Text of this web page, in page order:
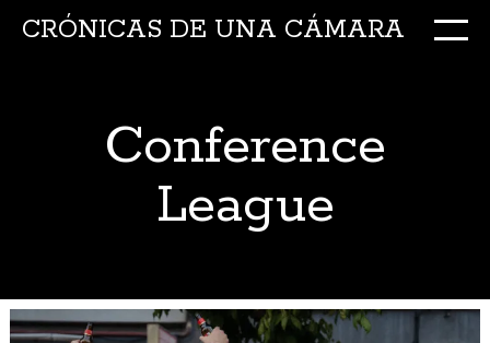
CRÓNICAS DE UNA CÁMARA
Conference
League